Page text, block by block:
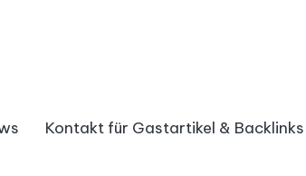
Kontakt für Gastartikel & Backlinks